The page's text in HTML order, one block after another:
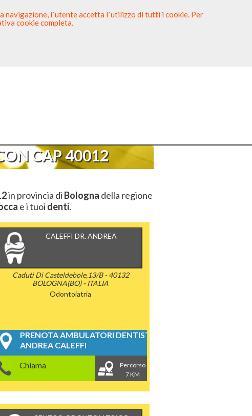
CAP 40012
in provincia di Bologna della regione
e i tuoi denti.
CALEFFI DR. ANDREA
Caduti Di Casteldebole,13/B - 40132
BOLOGNA(BO) - ITALIA
Odontoiatria
PRENOTA AMBULATORI DENTISTICI
ANDREA CALEFFI
Chiama
Percorso
7 KM
navigazione, l´utente accetta l´utilizzo di tutti i cookie. Per
cookie completa.